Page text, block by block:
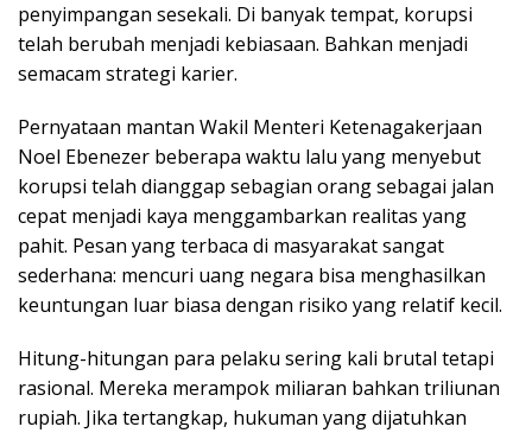
penyimpangan sesekali. Di banyak tempat, korupsi
telah berubah menjadi kebiasaan. Bahkan menjadi
semacam strategi karier.
Pernyataan mantan Wakil Menteri Ketenagakerjaan
Noel Ebenezer beberapa waktu lalu yang menyebut
korupsi telah dianggap sebagian orang sebagai jalan
cepat menjadi kaya menggambarkan realitas yang
pahit. Pesan yang terbaca di masyarakat sangat
sederhana: mencuri uang negara bisa menghasilkan
keuntungan luar biasa dengan risiko yang relatif kecil.
Hitung-hitungan para pelaku sering kali brutal tetapi
rasional. Mereka merampok miliaran bahkan triliunan
rupiah. Jika tertangkap, hukuman yang dijatuhkan